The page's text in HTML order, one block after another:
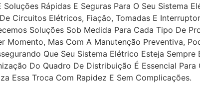
Rápidas E Seguras Para O Seu Sistema
Circuitos Elétricos, Fiação, Tomadas E
Soluções Sob Medida Para Cada Tipo De
Momento, Mas Com A Manutenção Preventiva,
Que Seu Sistema Elétrico Esteja
Do Quadro De Distribuição É Essencial
Essa Troca Com Rapidez E Sem Complicações.